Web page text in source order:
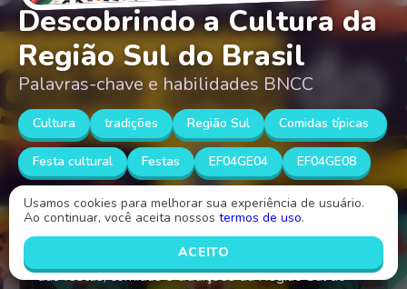
Descobrindo a Cultura da
Região Sul do Brasil
Palavras-chave e habilidades BNCC
Cultura tradições Região Sul Comidas típicas
Festa cultural Festas EF04GE04 EF04GE08
EF04LP24 EF15AR23 EF15AR25
Esta atividade aborda a compreensão e a valorização
das festas, comidas e tradições da Região Sul do
Usamos cookies para melhorar sua experiência de usuário.
Ao continuar, você aceita nossos termos de uso.
ACEITO